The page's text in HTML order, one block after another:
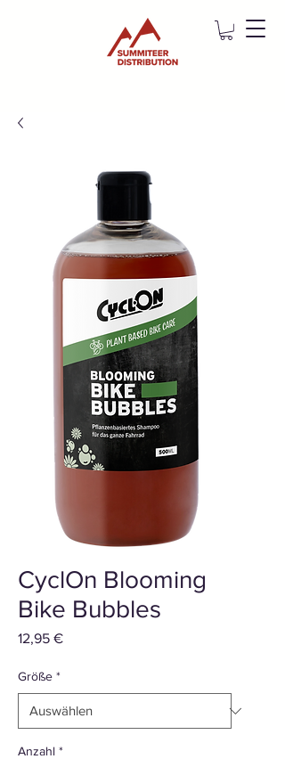
CyclOn Blooming
Bike Bubbles
12,95 €Preis
Größe *
Anzahl *